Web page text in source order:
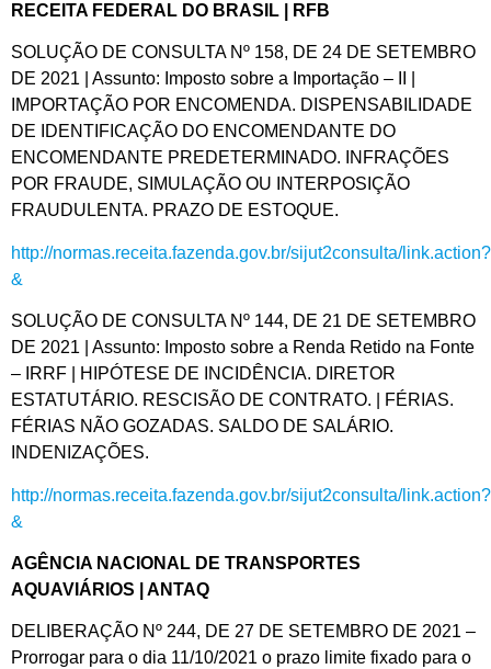
RECEITA FEDERAL DO BRASIL | RFB
SOLUÇÃO DE CONSULTA Nº 158, DE 24 DE SETEMBRO
DE 2021 | Assunto: Imposto sobre a Importação – II |
IMPORTAÇÃO POR ENCOMENDA. DISPENSABILIDADE
DE IDENTIFICAÇÃO DO ENCOMENDANTE DO
ENCOMENDANTE PREDETERMINADO. INFRAÇÕES
POR FRAUDE, SIMULAÇÃO OU INTERPOSIÇÃO
FRAUDULENTA. PRAZO DE ESTOQUE.
http://normas.receita.fazenda.gov.br/sijut2consulta/link.action?
&
SOLUÇÃO DE CONSULTA Nº 144, DE 21 DE SETEMBRO
DE 2021 | Assunto: Imposto sobre a Renda Retido na Fonte
– IRRF | HIPÓTESE DE INCIDÊNCIA. DIRETOR
ESTATUTÁRIO. RESCISÃO DE CONTRATO. | FÉRIAS.
FÉRIAS NÃO GOZADAS. SALDO DE SALÁRIO.
INDENIZAÇÕES.
http://normas.receita.fazenda.gov.br/sijut2consulta/link.action?
&
AGÊNCIA NACIONAL DE TRANSPORTES
AQUAVIÁRIOS | ANTAQ
DELIBERAÇÃO Nº 244, DE 27 DE SETEMBRO DE 2021 –
Prorrogar para o dia 11/10/2021 o prazo limite fixado para o